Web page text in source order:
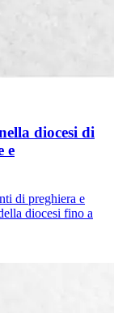
diocesi di
e
di preghiera e
diocesi fino a